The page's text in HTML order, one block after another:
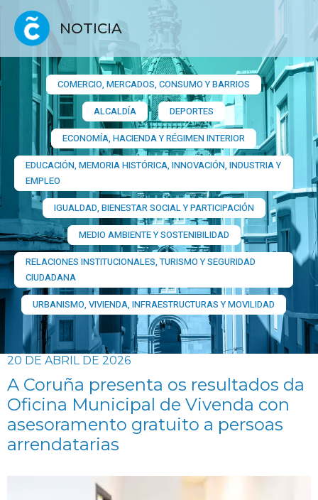
NOTICIA
COMERCIO, MERCADOS, CONSUMO Y BARRIOS​
ALCALDÍA
DEPORTES
ECONOMÍA, HACIENDA Y RÉGIMEN INTERIOR
EDUCACIÓN, MEMORIA HISTÓRICA, INNOVACIÓN, INDUSTRIA Y
EMPLEO
IGUALDAD, BIENESTAR SOCIAL Y PARTICIPACIÓN
MEDIO AMBIENTE Y SOSTENIBILIDAD
RELACIONES INSTITUCIONALES, TURISMO Y SEGURIDAD
CIUDADANA
URBANISMO, VIVIENDA, INFRAESTRUCTURAS Y MOVILIDAD
20 DE ABRIL DE 2026
A Coruña presenta os resultados da
Oficina Municipal de Vivenda con
asesoramento gratuito a persoas
arrendatarias